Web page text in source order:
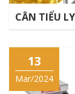
CÂN TIỂU
13
Mar/2024